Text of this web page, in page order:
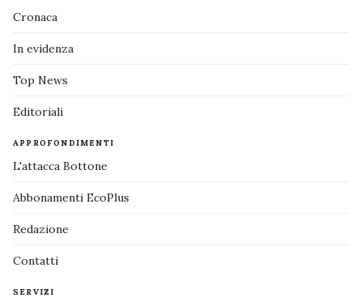
Cronaca
In evidenza
Top News
Editoriali
APPROFONDIMENTI
L'attacca Bottone
Abbonamenti EcoPlus
Redazione
Contatti
SERVIZI